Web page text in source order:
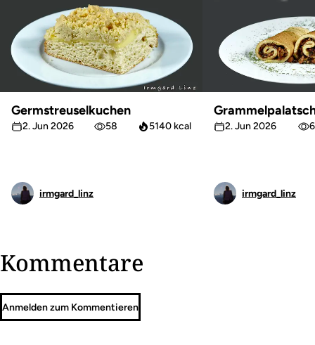
Germstreuselkuchen
2. Jun 2026 58 5140 kcal
irmgard_linz
2. Jun 2026
irmgard_linz
Kommentare
Anmelden zum Kommentieren